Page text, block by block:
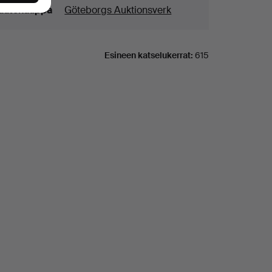
Göteborgs Auktionsverk
Esineen katselukerrat: 615